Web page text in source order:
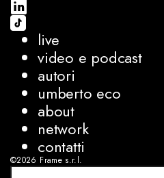
live
video e podcast
autori
umberto eco
about
network
contatti
©2026 Frame s.r.l.
P.IVA 08927250962